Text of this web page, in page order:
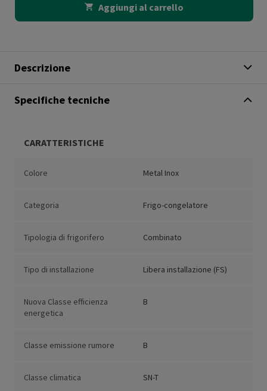
Aggiungi al carrello
Descrizione
Specifiche tecniche
CARATTERISTICHE
Colore Metal Inox
Categoria Frigo-congelatore
Tipologia di frigorifero Combinato
Tipo di installazione Libera installazione (FS)
Nuova Classe efficienza
energetica
B
Classe emissione rumore B
Classe climatica SN-T